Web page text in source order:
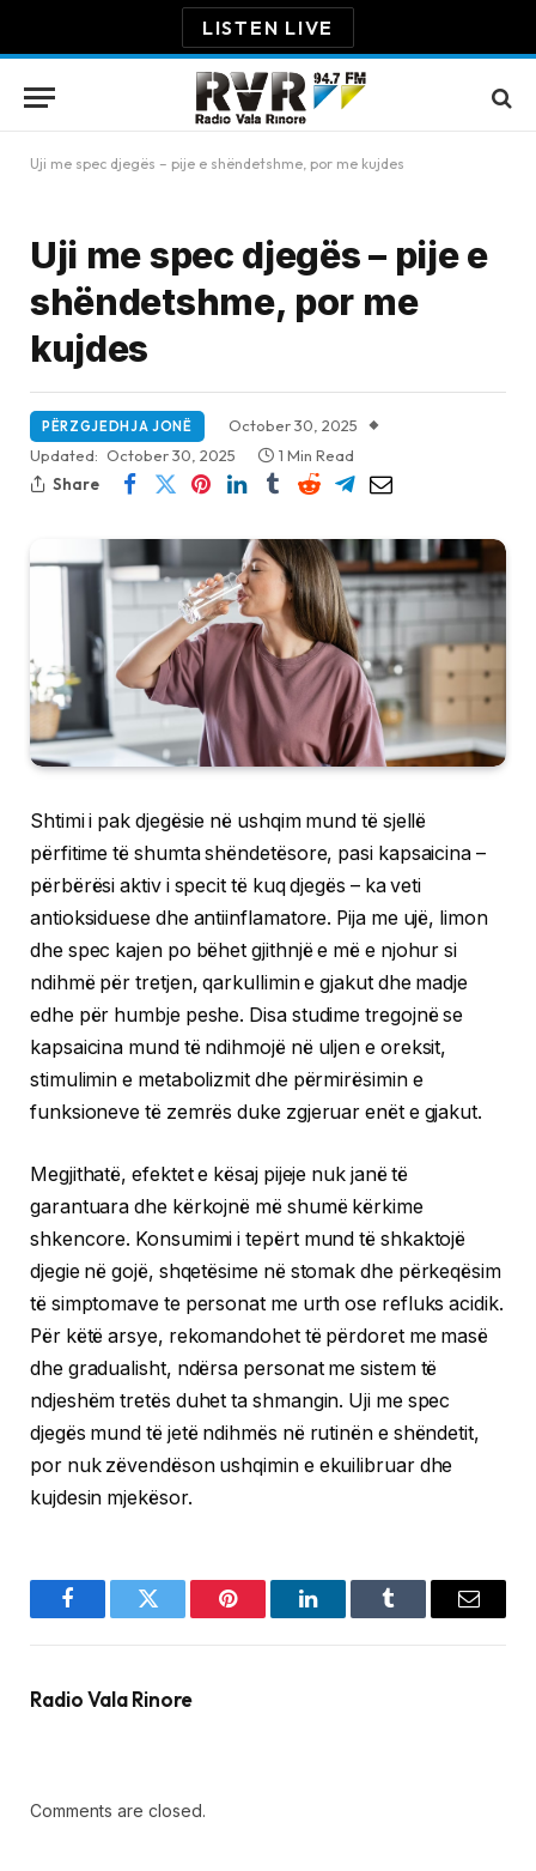
LISTEN LIVE
Uji me spec djegës – pije e shëndetshme, por me kujdes
Uji me spec djegës – pije e
shëndetshme, por me
kujdes
PËRZGJEDHJA JONË
October 30, 2025
Updated: October 30, 2025
1 Min Read
Share
Shtimi i pak djegësie në ushqim mund të sjellë
përfitime të shumta shëndetësore, pasi kapsaicina –
përbërësi aktiv i specit të kuq djegës – ka veti
antioksiduese dhe antiinflamatore. Pija me ujë, limon
dhe spec kajen po bëhet gjithnjë e më e njohur si
ndihmë për tretjen, qarkullimin e gjakut dhe madje
edhe për humbje peshe. Disa studime tregojnë se
kapsaicina mund të ndihmojë në uljen e oreksit,
stimulimin e metabolizmit dhe përmirësimin e
funksioneve të zemrës duke zgjeruar enët e gjakut.
Megjithatë, efektet e kësaj pijeje nuk janë të
garantuara dhe kërkojnë më shumë kërkime
shkencore. Konsumimi i tepërt mund të shkaktojë
djegie në gojë, shqetësime në stomak dhe përkeqësim
të simptomave te personat me urth ose refluks acidik.
Për këtë arsye, rekomandohet të përdoret me masë
dhe gradualisht, ndërsa personat me sistem të
ndjeshëm tretës duhet ta shmangin. Uji me spec
djegës mund të jetë ndihmës në rutinën e shëndetit,
por nuk zëvendëson ushqimin e ekuilibruar dhe
kujdesin mjekësor.
FacebookTwitter Pinterest LinkedInTumblr Email
Radio Vala Rinore
Comments are closed.